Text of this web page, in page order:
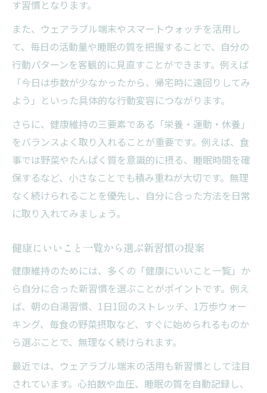
す習慣となります。
また、ウェアラブル端末やスマートウォッチを活用し
て、毎日の活動量や睡眠の質を把握することで、自分の
行動パターンを客観的に見直すことができます。例えば
「今日は歩数が少なかったから、帰宅時に遠回りしてみ
よう」といった具体的な行動変容につながります。
さらに、健康維持の三要素である「栄養・運動・休養」
をバランスよく取り入れることが重要です。例えば、食
事では野菜やたんぱく質を意識的に摂る、睡眠時間を確
保するなど、小さなことでも積み重ねが大切です。無理
なく続けられることを優先し、自分に合った方法を日常
に取り入れてみましょう。
健康にいいこと一覧から選ぶ新習慣の提案
健康維持のためには、多くの「健康にいいこと一覧」か
ら自分に合った新習慣を選ぶことがポイントです。例え
ば、朝の白湯習慣、1日1回のストレッチ、1万歩ウォー
キング、毎食の野菜摂取など、すぐに始められるものか
ら選ぶことで、無理なく続けられます。
最近では、ウェアラブル端末の活用も新習慣として注目
されています。心拍数や血圧、睡眠の質を自動記録し、